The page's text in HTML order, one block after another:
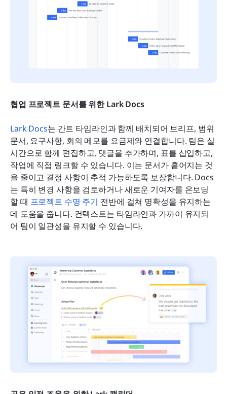
협업 프로젝트 문서를 위한 Lark Docs
Lark Docs는 간트 타임라인과 함께 배치되어 브리프, 범위
문서, 요구사항, 회의 메모를 요금제와 연결합니다. 팀은 실
시간으로 함께 편집하고, 댓글을 추가하며, 표를 삽입하고,
작업에 직접 링크할 수 있습니다. 이는 문서가 흩어지는 것
을 줄이고 결정 사항이 추적 가능하도록 보장합니다. Docs
는 특히 변경 사항을 검토하거나 새로운 기여자를 온보딩
할 때 프로젝트 수명 주기 전반에 걸쳐 명확성을 유지하는
데 도움을 줍니다. 컨텍스트는 타임라인과 가까이 유지되
어 팀이 일관성을 유지할 수 있습니다.